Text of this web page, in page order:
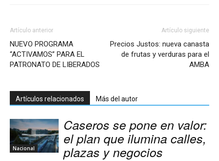
Artículo anterior
NUEVO PROGRAMA
“ACTIVAMOS” PARA EL
PATRONATO DE LIBERADOS
Artículo siguiente
Precios Justos: nueva canasta
de frutas y verduras para el
AMBA
Artículos relacionados Más del autor
Nacional
Caseros se pone en valor:
el plan que ilumina calles,
plazas y negocios